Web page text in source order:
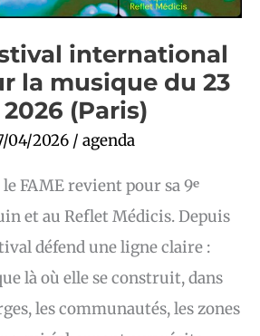
international
la musique du 23
(Paris)
04/2026 / agenda
FAME revient pour sa 9ᵉ
et au Reflet Médicis. Depuis
défend une ligne claire :
là où elle se construit, dans
les communautés, les zones